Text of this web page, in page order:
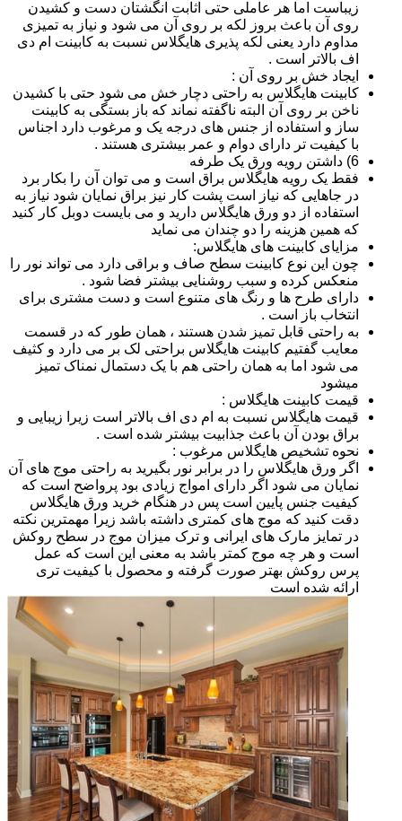
زیباست اما هر عاملی حتی اثابت انگشتان دست و کشیدن
روی آن باعث بروز لکه بر روی آن می شود و نیاز به تمیزی
مداوم دارد یعنی لکه پذیری هایگلاس نسبت به کابینت ام دی
اف بالاتر است .
ایجاد خش بر روی آن :
کابینت هایگلاس به راحتی دچار خش می شود حتی با کشیدن
ناخن بر روی آن البته ناگفته نماند که باز بستگی به کابینت
ساز و استفاده از جنس های درجه یک و مرغوب دارد اجناس
با کیفیت تر دارای دوام و عمر بیشتری هستند .
6) داشتن رویه ورق یک طرفه
فقط یک رویه هایگلاس براق است و می توان آن را بکار برد
در جاهایی که نیاز است پشت کار نیز براق نمایان شود نیاز به
استفاده از دو ورق هایگلاس دارید و می بایست دوبل کار کنید
که همین هزینه را دو چندان می نماید
مزایای کابینت های هایگلاس:
چون این نوع کابینت سطح صاف و براقی دارد می تواند نور را
منعکس کرده و سبب روشنایی بیشتر فضا شود .
دارای طرح ها و رنگ های متنوع است و دست مشتری برای
انتخاب باز است .
به راحتی قابل تمیز شدن هستند ، همان طور که در قسمت
معایب گفتیم کابینت هایگلاس براحتی لک بر می دارد و کثیف
می شود اما به همان راحتی هم با یک دستمال نمناک تمیز
میشود
قیمت کابینت هایگلاس :
قیمت هایگلاس نسبت به ام دی اف بالاتر است زیرا زیبایی و
براق بودن آن باعث جذابیت بیشتر شده است .
نحوه تشخیص هایگلاس مرغوب :
اگر ورق هایگلاس را در برابر نور بگیرید به راحتی موج های آن
نمایان می شود اگر دارای امواج زیادی بود پرواضح است که
کیفیت جنس پایین است پس در هنگام خرید ورق هایگلاس
دقت کنید که موج های کمتری داشته باشد زیرا مهمترین نکته
در تمایز مارک های ایرانی و ترک میزان موج در سطح روکش
است و هر چه موج کمتر باشد به معنی این است که عمل
پرس روکش بهتر صورت گرفته و محصول با کیفیت تری
ارائه شده است